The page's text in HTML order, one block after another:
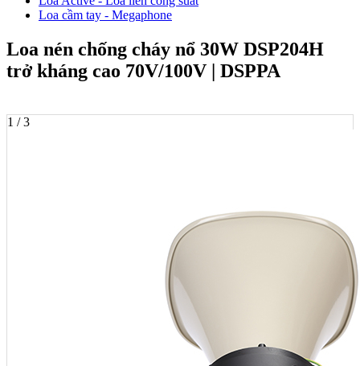
Loa cầm tay - Megaphone
Loa nén chống cháy nổ 30W DSP204H
trở kháng cao 70V/100V | DSPPA
1 / 3